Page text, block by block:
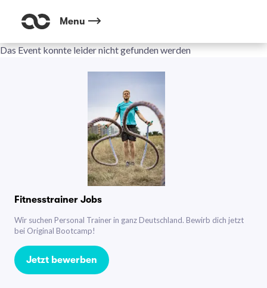
Menu
Das Event konnte leider nicht gefunden werden
Fitnesstrainer Jobs
Wir suchen Personal Trainer in ganz Deutschland. Bewirb dich jetzt
bei Original Bootcamp!
Jetzt bewerben